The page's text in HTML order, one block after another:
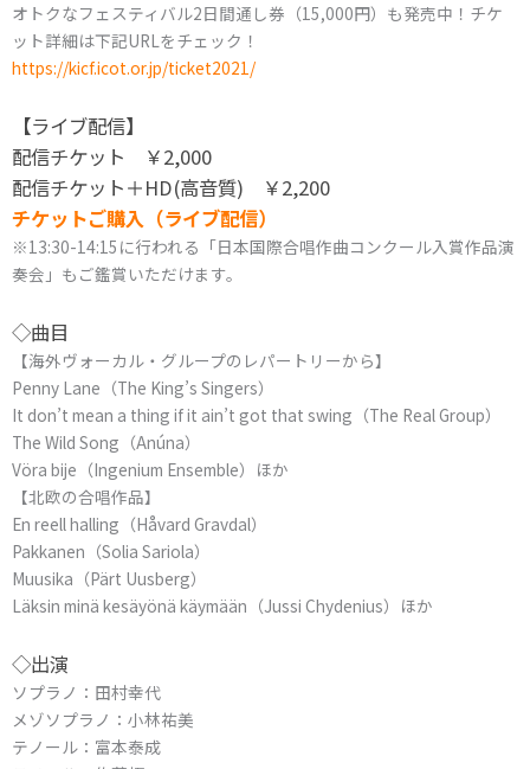
オトクなフェスティバル2日間通し券（15,000円）も発売中！チケ
ット詳細は下記URLをチェック！
https://kicf.icot.or.jp/ticket2021/
【ライブ配信】
配信チケット ￥2,000
配信チケット＋HD(高音質) ￥2,200
チケットご購入（ライブ配信）
※13:30-14:15に行われる「日本国際合唱作曲コンクール入賞作品演
奏会」もご鑑賞いただけます。
◇曲目
【海外ヴォーカル・グループのレパートリーから】
Penny Lane（The King’s Singers）
It don’t mean a thing if it ain’t got that swing（The Real Group）
The Wild Song（Anúna）
Vöra bije（Ingenium Ensemble）ほか
【北欧の合唱作品】
En reell halling（Håvard Gravdal）
Pakkanen（Solia Sariola）
Muusika（Pärt Uusberg）
Läksin minä kesäyönä käymään（Jussi Chydenius）ほか
◇出演
ソプラノ：田村幸代
メゾソプラノ：小林祐美
テノール：富本泰成